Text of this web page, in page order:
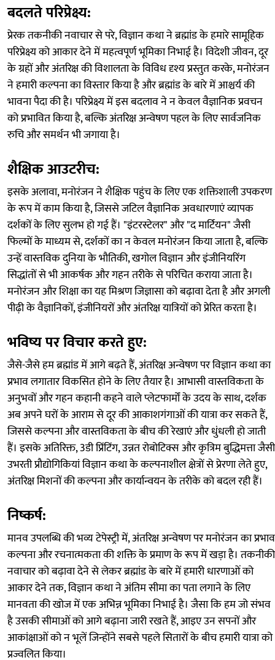
बदलते परिप्रेक्ष्य:
प्रेरक तकनीकी नवाचार से परे, विज्ञान कथा ने ब्रह्मांड के हमारे सामूहिक
परिप्रेक्ष्य को आकार देने में महत्वपूर्ण भूमिका निभाई है। विदेशी जीवन, दूर
के ग्रहों और अंतरिक्ष की विशालता के विविध दृश्य प्रस्तुत करके, मनोरंजन
ने हमारी कल्पना का विस्तार किया है और ब्रह्मांड के बारे में आश्चर्य की
भावना पैदा की है। परिप्रेक्ष्य में इस बदलाव ने न केवल वैज्ञानिक प्रवचन
को प्रभावित किया है, बल्कि अंतरिक्ष अन्वेषण पहल के लिए सार्वजनिक
रुचि और समर्थन भी जगाया है।
शैक्षिक आउटरीच:
इसके अलावा, मनोरंजन ने शैक्षिक पहुंच के लिए एक शक्तिशाली उपकरण
के रूप में काम किया है, जिससे जटिल वैज्ञानिक अवधारणाएं व्यापक
दर्शकों के लिए सुलभ हो गई हैं। "इंटरस्टेलर" और "द मार्टियन" जैसी
फिल्मों के माध्यम से, दर्शकों का न केवल मनोरंजन किया जाता है, बल्कि
उन्हें वास्तविक दुनिया के भौतिकी, खगोल विज्ञान और इंजीनियरिंग
सिद्धांतों से भी आकर्षक और गहन तरीके से परिचित कराया जाता है।
मनोरंजन और शिक्षा का यह मिश्रण जिज्ञासा को बढ़ावा देता है और अगली
पीढ़ी के वैज्ञानिकों, इंजीनियरों और अंतरिक्ष यात्रियों को प्रेरित करता है।
भविष्य पर विचार करते हुए:
जैसे-जैसे हम ब्रह्मांड में आगे बढ़ते हैं, अंतरिक्ष अन्वेषण पर विज्ञान कथा का
प्रभाव लगातार विकसित होने के लिए तैयार है। आभासी वास्तविकता के
अनुभवों और गहन कहानी कहने वाले प्लेटफार्मों के उदय के साथ, दर्शक
अब अपने घरों के आराम से दूर की आकाशगंगाओं की यात्रा कर सकते हैं,
जिससे कल्पना और वास्तविकता के बीच की रेखाएं और धुंधली हो जाती
हैं। इसके अतिरिक्त, 3डी प्रिंटिंग, उन्नत रोबोटिक्स और कृत्रिम बुद्धिमत्ता जैसी
उभरती प्रौद्योगिकियां विज्ञान कथा के कल्पनाशील क्षेत्रों से प्रेरणा लेते हुए,
अंतरिक्ष मिशनों की कल्पना और कार्यान्वयन के तरीके को बदल रही हैं।
निष्कर्ष:
मानव उपलब्धि की भव्य टेपेस्ट्री में, अंतरिक्ष अन्वेषण पर मनोरंजन का प्रभाव
कल्पना और रचनात्मकता की शक्ति के प्रमाण के रूप में खड़ा है। तकनीकी
नवाचार को बढ़ावा देने से लेकर ब्रह्मांड के बारे में हमारी धारणाओं को
आकार देने तक, विज्ञान कथा ने अंतिम सीमा का पता लगाने के लिए
मानवता की खोज में एक अभिन्न भूमिका निभाई है। जैसा कि हम जो संभव
है उसकी सीमाओं को आगे बढ़ाना जारी रखते हैं, आइए उन सपनों और
आकांक्षाओं को न भूलें जिन्होंने सबसे पहले सितारों के बीच हमारी यात्रा को
प्रज्वलित किया।